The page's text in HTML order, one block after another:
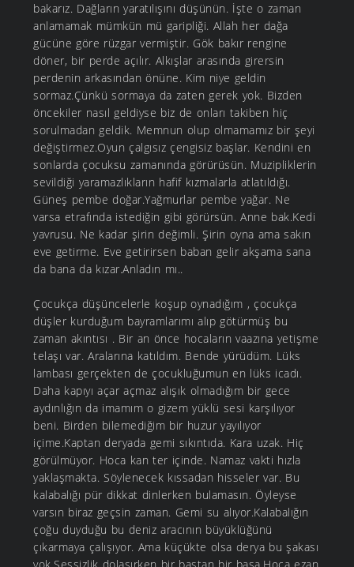
bakarız. Dağların yaratılışını düşünün. İşte o zaman
anlamamak mümkün mü garipliği. Allah her dağa
gücüne göre rüzgar vermiştir. Gök bakır rengine
döner, bir perde açılır. Alkışlar arasında girersin
perdenin arkasından önüne. Kim niye geldin
sormaz.Çünkü sormaya da zaten gerek yok. Bizden
öncekiler nasıl geldiyse biz de onları takiben hiç
sorulmadan geldik. Memnun olup olmamamız bir şeyi
değiştirmez.Oyun çalgısız çengisiz başlar. Kendini en
sonlarda çocuksu zamanında görürüsün. Muzipliklerin
sevildiği yaramazlıkların hafif kızmalarla atlatıldığı.
Güneş pembe doğar.Yağmurlar pembe yağar. Ne
varsa etrafında istediğin gibi görürsün. Anne bak.Kedi
yavrusu. Ne kadar şirin değimli. Şirin oyna ama sakın
eve getirme. Eve getirirsen baban gelir akşama sana
da bana da kızar.Anladın mı..
Çocukça düşüncelerle koşup oynadığım , çocukça
düşler kurduğum bayramlarımı alıp götürmüş bu
zaman akıntısı . Bir an önce hocaların vaazına yetişme
telaşı var. Aralarına katıldım. Bende yürüdüm. Lüks
lambası gerçekten de çocukluğumun en lüks icadı.
Daha kapıyı açar açmaz alışık olmadığım bir gece
aydınlığın da imamım o gizem yüklü sesi karşılıyor
beni. Birden bilemediğim bir huzur yayılıyor
içime.Kaptan deryada gemi sıkıntıda. Kara uzak. Hiç
görülmüyor. Hoca kan ter içinde. Namaz vakti hızla
yaklaşmakta. Söylenecek kıssadan hisseler var. Bu
kalabalığı pür dikkat dinlerken bulamasın. Öyleyse
varsın biraz geçsin zaman. Gemi su alıyor.Kalabalığın
çoğu duyduğu bu deniz aracının büyüklüğünü
çıkarmaya çalışıyor. Ama küçükte olsa derya bu şakası